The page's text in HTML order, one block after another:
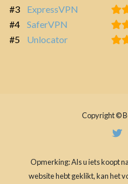
#3
ExpressVPN
#4
SaferVPN
#5
Unlocator
Copyright ©
Opmerking: Als u iets koopt
website hebt geklikt, kan het